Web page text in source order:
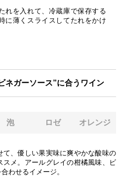
れを入れて、冷蔵庫で保存する
に薄くスライスしてたれをかけ
ガーソース”に合うワイン
泡 ロゼ オレンジ
て、優しい果実味に爽やかな酸味の
メ。アールグレイの柑橘風味、ビ
わせるイメージ。